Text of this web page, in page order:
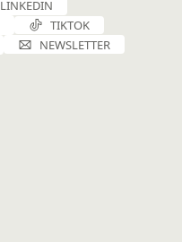
LINKEDIN
TIKTOK
NEWSLETTER